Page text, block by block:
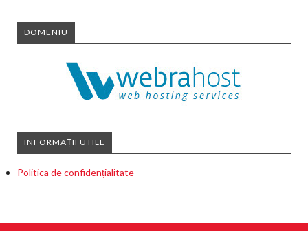
DOMENIU
INFORMAȚII UTILE
Politica de confidențialitate